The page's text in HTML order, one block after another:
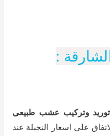
:
توريد وتركيب عشب طبيعى
على اسعار النجيلة عند